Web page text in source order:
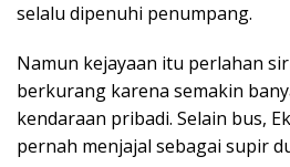
selalu dipenuhi penumpang.
Namun kejayaan itu perlahan
berkurang karena semakin
kendaraan pribadi. Selain bus,
pernah menjajal sebagai supir